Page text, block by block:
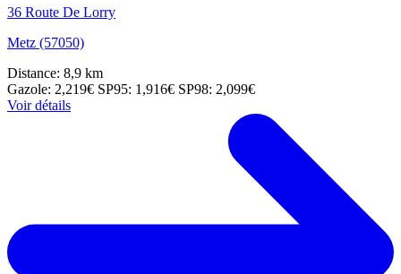
36 Route De Lorry
Metz (57050)
Distance: 8,9 km
Gazole: 2,219€ SP95: 1,916€ SP98: 2,099€
Voir détails